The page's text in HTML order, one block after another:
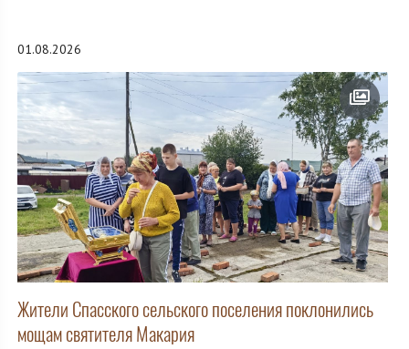
01.08.2026
Жители Спасского сельского поселения поклонились
мощам святителя Макария